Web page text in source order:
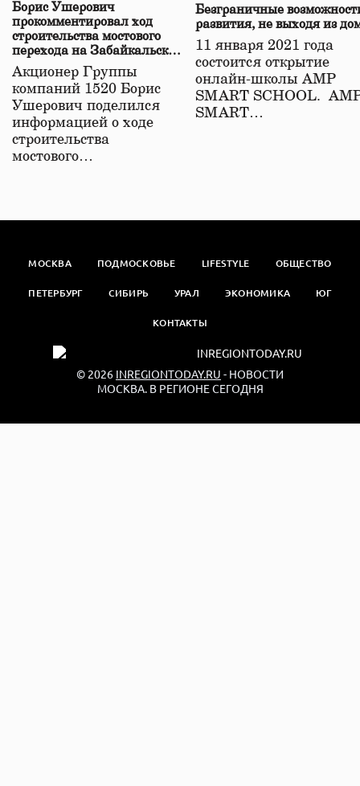
Борис Ушерович
прокомментировал ход
строительства мостового
перехода на Забайкальской
железной дороге
Акционер Группы
компаний 1520 Борис
Ушерович поделился
информацией о ходе
строительства
мостового…
Безграничные
развития, не выходя из
11 января 2021 года
состоится открытие
онлайн-школы АМР
SMART SCHOOL.
SMART…
МОСКВА ПОДМОСКОВЬЕ LIFESTYLE ОБЩЕСТВО
ПЕТЕРБУРГ СИБИРЬ УРАЛ ЭКОНОМИКА ЮГ
КОНТАКТЫ
© 2026 INREGIONTODAY.RU - НОВОСТИ
МОСКВА. В РЕГИОНЕ СЕГОДНЯ